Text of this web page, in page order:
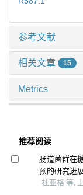
参考文献
相关文章 15
Metrics
推荐阅读
肠道菌群在
预的研究进
杜亚格 等,